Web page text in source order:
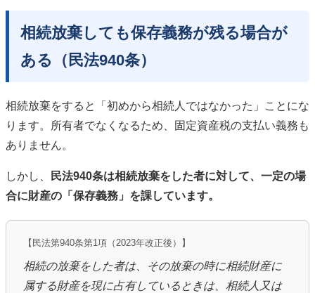
相続放棄しても保存義務が残る場合が
ある（民法940条）
相続放棄をすると「初めから相続人ではなかった」ことにな
ります。所有者でなくなるため、固定資産税の支払い義務も
ありません。
しかし、
民法940条は相続放棄をした者に対して、一定の場
合に財産の「保存義務」を課しています。
【民法第940条第1項（2023年改正後）】
相続の放棄をした者は、その放棄の時に相続財産に
属する財産を現に占有しているときは、相続人又は